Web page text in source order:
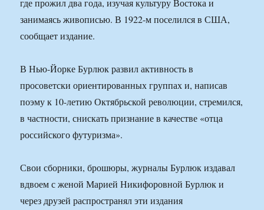
где прожил два года, изучая культуру Востока и
занимаясь живописью. В 1922-м поселился в США,
сообщает издание.
В Нью-Йорке Бурлюк развил активность в
просоветски ориентированных группах и, написав
поэму к 10-летию Октябрьской революции, стремился,
в частности, снискать признание в качестве «отца
российского футуризма».
Свои сборники, брошюры, журналы Бурлюк издавал
вдвоем с женой Марией Никифоровной Бурлюк и
через друзей распространял эти издания